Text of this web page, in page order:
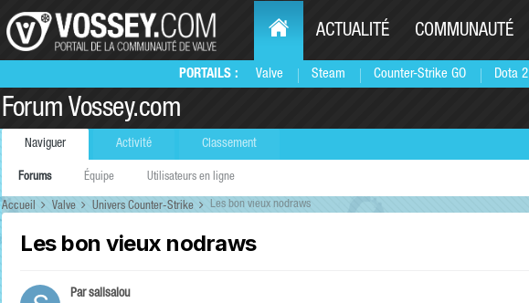
PORTAILS : Valve Steam Counter-Strike GO Dota 2
ACTUALITÉ COMMUNAUTÉ
Forum Vossey.com
Naviguer
Forums Équipe Utilisateurs en ligne
Activité Classement
Accueil Valve Univers Counter-Strike Les bon vieux nodraws
Les bon vieux nodraws
Parsalisalou